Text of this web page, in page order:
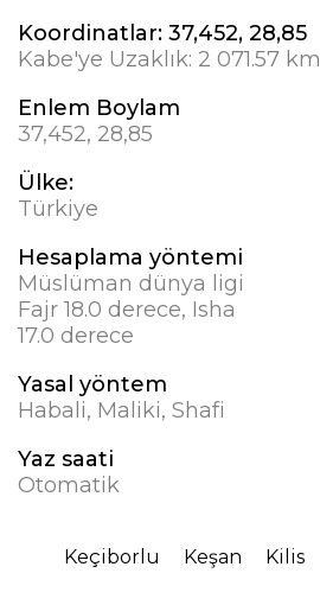
Koordinatlar: 37,452, 28,85
Kabe'ye Uzaklık: 2 071.57 km
Enlem Boylam
37,452, 28,85
Ülke:
Türkiye
Hesaplama yöntemi
Müslüman dünya ligi
Fajr 18.0 derece, Isha
17.0 derece
Yasal yöntem
Habali, Maliki, Shafi
Yaz saati
Otomatik
Keçiborlu Keşan Kilis